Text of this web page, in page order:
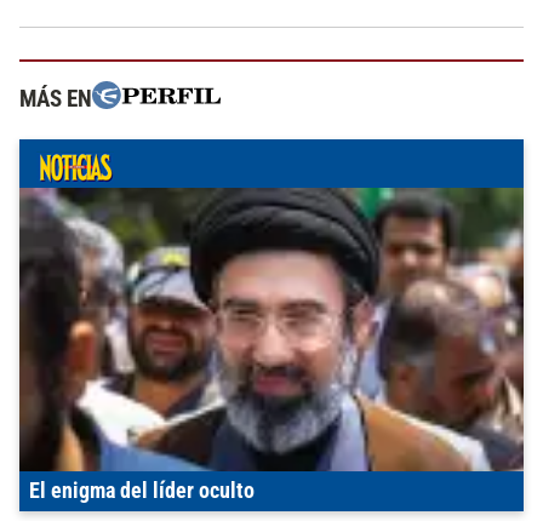
MÁS EN
El enigma del líder oculto